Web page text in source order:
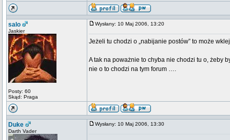
salo
Jaskier
Posty: 60
Skąd: Praga
Wysłany: 10 Maj 2006, 13:20
Jeżeli tu chodzi o „nabijanie postów” to może
A tak na poważnie to chyba nie chodzi tu o, żeby
nie o to chodzi na tym forum ….
Duke
Darth Vader
Wysłany: 10 Maj 2006, 13:30